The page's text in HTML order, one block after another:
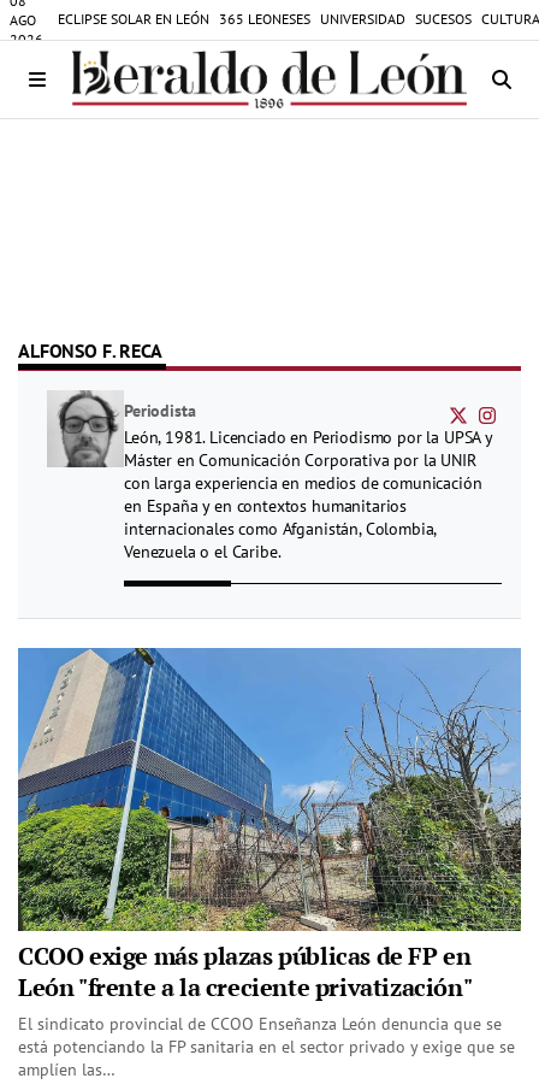
AGO
2026
ECLIPSE SOLAR EN LEÓN 365 LEONESES UNIVERSIDAD SUCESOS
ALFONSO F. RECA
Periodista
León, 1981. Licenciado en Periodismo por la UPSA y
Máster en Comunicación Corporativa por la UNIR
con larga experiencia en medios de comunicación
en España y en contextos humanitarios
internacionales como Afganistán, Colombia,
Venezuela o el Caribe.
CCOO exige más plazas públicas de FP en
León "frente a la creciente privatización"
El sindicato provincial de CCOO Enseñanza León denuncia que se
está potenciando la FP sanitaria en el sector privado y exige que se
amplíen las…